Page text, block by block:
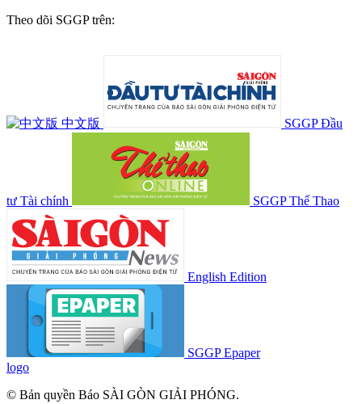
Theo dõi SGGP trên:
中文版 SGGP Đầu
tư Tài chính SGGP Thể Thao
English Edition
SGGP Epaper
logo
© Bản quyền Báo SÀI GÒN GIẢI PHÓNG.